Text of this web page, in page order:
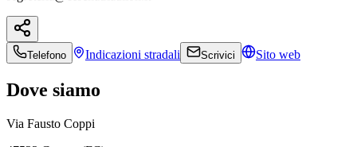
Telefono Indicazioni stradali Scrivici Sito web
Dove siamo
Via Fausto Coppi